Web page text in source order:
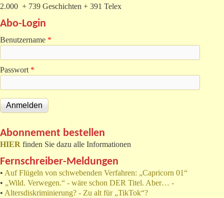
2.000 + 739 Geschichten + 391 Telex
Abo-Login
Benutzername *
Passwort *
Abonnement bestellen
HIER finden Sie dazu alle Informationen
Fernschreiber-Meldungen
• Auf Flügeln von schwebenden Verfahren: „Capricorn 01“
• „Wild. Verwegen.“ - wäre schon DER Titel. Aber… -
• Altersdiskriminierung? - Zu alt für „TikTok“?